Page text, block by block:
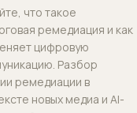
что такое
ремедиация и как
цифровую
Разбор
ремедиации в
новых медиа и AI-